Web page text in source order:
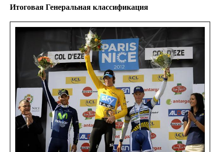
Итоговая Генеральная классификация